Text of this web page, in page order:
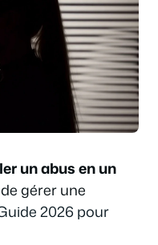
un abus en un
gérer une
2026 pour